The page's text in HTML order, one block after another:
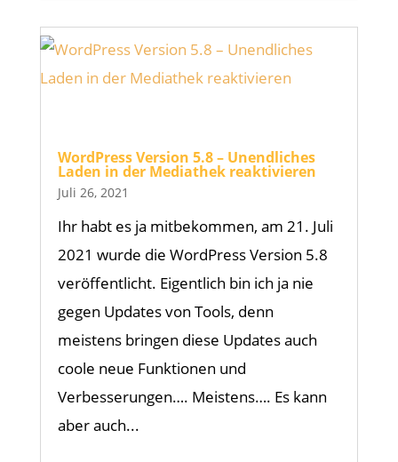
WordPress Version 5.8 – Unendliches
Laden in der Mediathek reaktivieren
Juli 26, 2021
Ihr habt es ja mitbekommen, am 21. Juli
2021 wurde die WordPress Version 5.8
veröffentlicht. Eigentlich bin ich ja nie
gegen Updates von Tools, denn
meistens bringen diese Updates auch
coole neue Funktionen und
Verbesserungen…. Meistens…. Es kann
aber auch...